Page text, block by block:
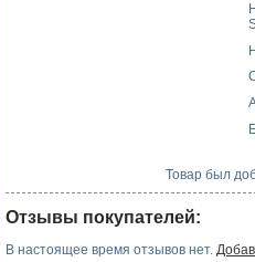
Товар был
Отзывы покупателей:
В настоящее время отзывов нет.